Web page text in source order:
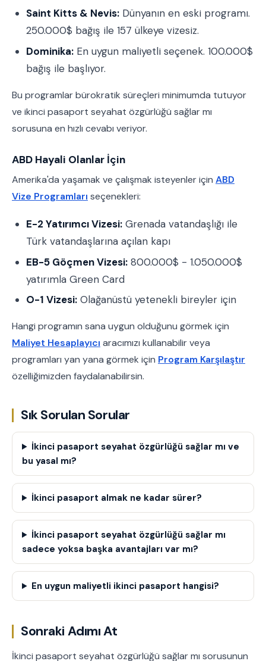
Saint Kitts & Nevis: Dünyanın en eski programı.
250.000$ bağış ile 157 ülkeye vizesiz.
Dominika: En uygun maliyetli seçenek. 100.000$
bağış ile başlıyor.
Bu programlar bürokratik süreçleri minimumda tutuyor
ve ikinci pasaport seyahat özgürlüğü sağlar mı
sorusuna en hızlı cevabı veriyor.
ABD Hayali Olanlar İçin
Amerika'da yaşamak ve çalışmak isteyenler için ABD
Vize Programları seçenekleri:
E-2 Yatırımcı Vizesi: Grenada vatandaşlığı ile
Türk vatandaşlarına açılan kapı
EB-5 Göçmen Vizesi: 800.000$ - 1.050.000$
yatırımla Green Card
O-1 Vizesi: Olağanüstü yetenekli bireyler için
Hangi programın sana uygun olduğunu görmek için
Maliyet Hesaplayıcı aracımızı kullanabilir veya
programları yan yana görmek için Program Karşılaştır
özelliğimizden faydalanabilirsin.
Sık Sorulan Sorular
İkinci pasaport seyahat özgürlüğü sağlar mı ve
bu yasal mı?
İkinci pasaport almak ne kadar sürer?
İkinci pasaport seyahat özgürlüğü sağlar mı
sadece yoksa başka avantajları var mı?
En uygun maliyetli ikinci pasaport hangisi?
Sonraki Adımı At
İkinci pasaport seyahat özgürlüğü sağlar mı sorusunun